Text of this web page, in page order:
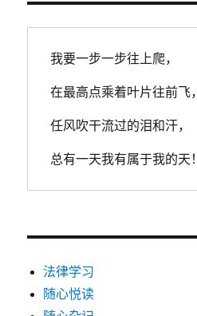
我要一步一步往上爬，
在最高点乘着叶片往前飞，
任风吹干流过的泪和汗，
总有一天我有属于我的天！
法律学习
随心悦读